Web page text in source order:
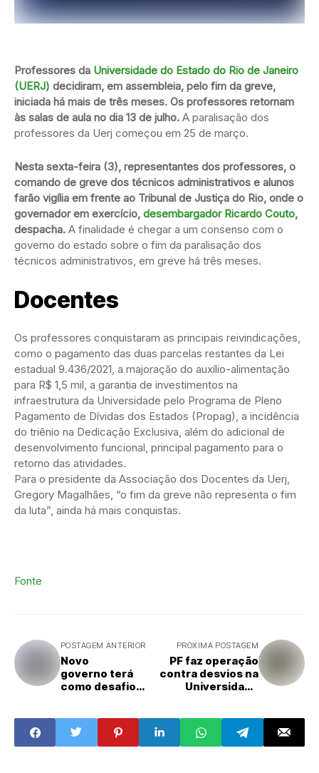
Professores da Universidade do Estado do Rio de Janeiro
(UERJ) decidiram, em assembleia, pelo fim da greve,
iniciada há mais de três meses. Os professores retornam
às salas de aula no dia 13 de julho. A paralisação dos
professores da Uerj começou em 25 de março.
Nesta sexta-feira (3), representantes dos professores, o
comando de greve dos técnicos administrativos e alunos
farão vigília em frente ao Tribunal de Justiça do Rio, onde o
governador em exercício, desembargador Ricardo Couto,
despacha. A finalidade é chegar a um consenso com o
governo do estado sobre o fim da paralisação dos
técnicos administrativos, em greve há três meses.
Docentes
Os professores conquistaram as principais reivindicações,
como o pagamento das duas parcelas restantes da Lei
estadual 9.436/2021, a majoração do auxílio-alimentação
para R$ 1,5 mil, a garantia de investimentos na
infraestrutura da Universidade pelo Programa de Pleno
Pagamento de Dívidas dos Estados (Propag), a incidência
do triênio na Dedicação Exclusiva, além do adicional de
desenvolvimento funcional, principal pagamento para o
retorno das atividades.
Para o presidente da Associação dos Docentes da Uerj,
Gregory Magalhães, “o fim da greve não representa o fim
da luta”, ainda há mais conquistas.
Fonte
POSTAGEM ANTERIOR
Novo
governo terá
como desafio
educação
PRÓXIMA POSTAGEM
PF faz operação
contra desvios na
Universidade